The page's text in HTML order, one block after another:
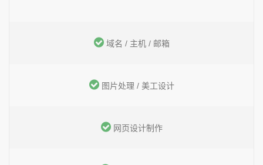
域名 / 主机 / 邮箱
图片处理 / 美工设计
网页设计制作